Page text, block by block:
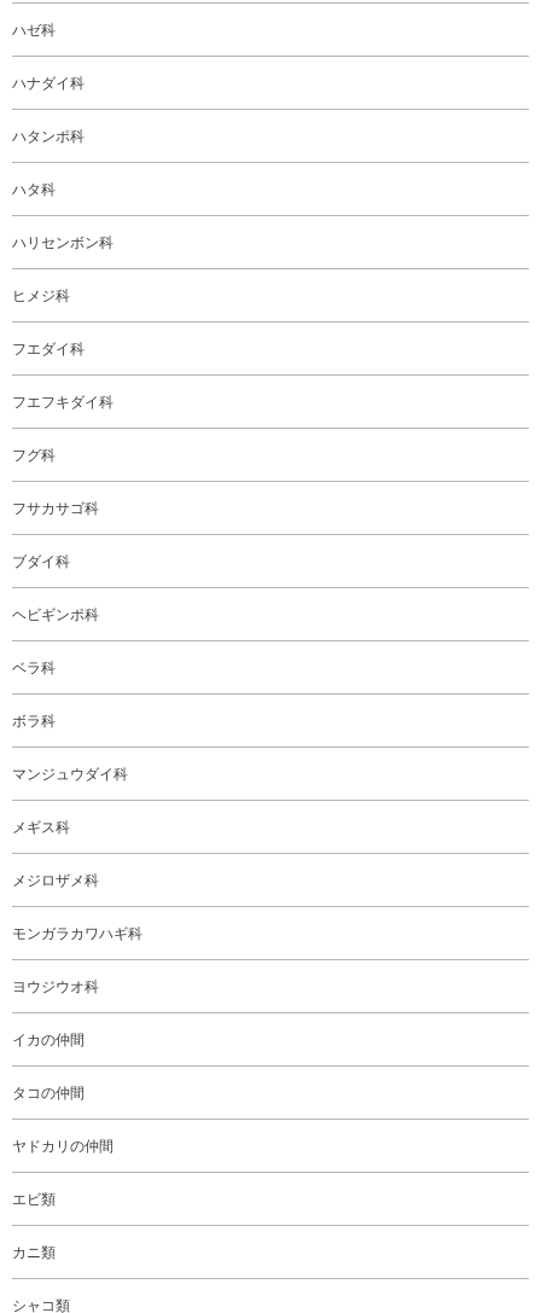
ハゼ科
ハナダイ科
ハタンポ科
ハタ科
ハリセンボン科
ヒメジ科
フエダイ科
フエフキダイ科
フグ科
フサカサゴ科
ブダイ科
ヘビギンポ科
ベラ科
ボラ科
マンジュウダイ科
メギス科
メジロザメ科
モンガラカワハギ科
ヨウジウオ科
イカの仲間
タコの仲間
ヤドカリの仲間
エビ類
カニ類
シャコ類